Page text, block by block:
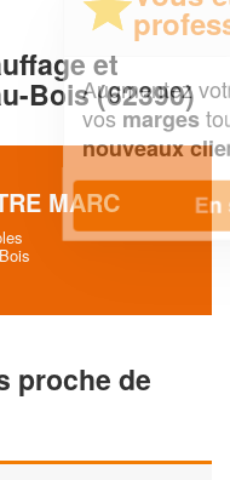
et
Bois (62390)
MARC
proche de
?
chiffre d'affaireset
en gagnant de
!
plus